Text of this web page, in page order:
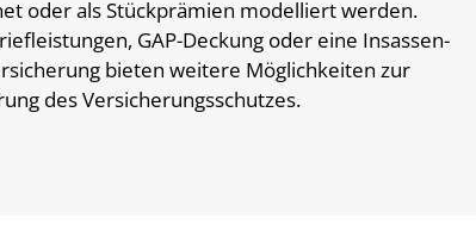
oder als Stückprämien modelliert werden.
GAP-Deckung oder eine Insassen-
bieten weitere Möglichkeiten zur
des Versicherungsschutzes.